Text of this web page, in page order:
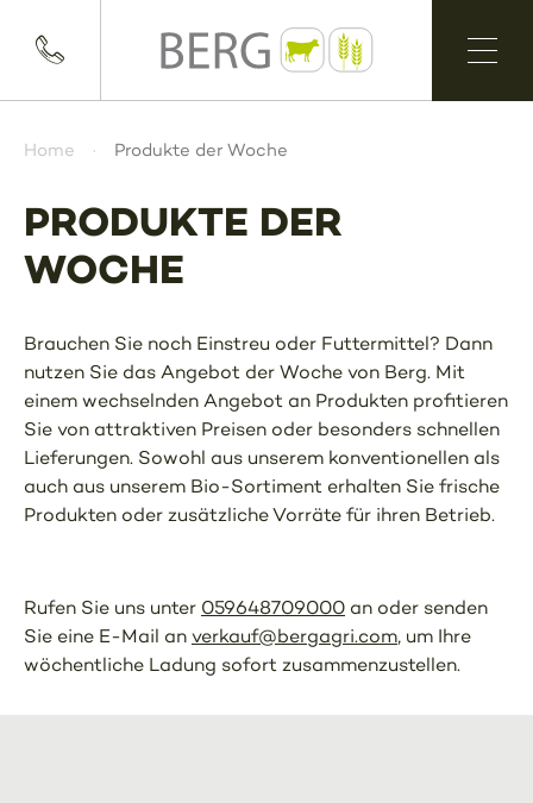
Home Produkte der Woche
PRODUKTE DER
WOCHE
Brauchen Sie noch Einstreu oder Futtermittel? Dann
nutzen Sie das Angebot der Woche von Berg. Mit
einem wechselnden Angebot an Produkten profitieren
Sie von attraktiven Preisen oder besonders schnellen
Lieferungen. Sowohl aus unserem konventionellen als
auch aus unserem Bio-Sortiment erhalten Sie frische
Produkten oder zusätzliche Vorräte für ihren Betrieb.
Rufen Sie uns unter 059648709000 an oder senden
Sie eine E-Mail an verkauf@bergagri.com, um Ihre
wöchentliche Ladung sofort zusammenzustellen.